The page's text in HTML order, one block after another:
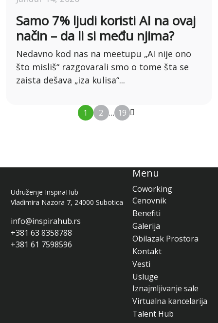
Samo 7% ljudi koristi AI na ovaj
način – da li si među njima?
Nedavno kod nas na meetupu „AI nije ono
što misliš“ razgovarali smo o tome šta se
zaista dešava „iza kulisa“...
1 2 … 19
Udruženje InspiraHub
Vladimira Nazora 7, 24000 Subotica
info@inspirahub.rs
+381 63 8358788
+381 61 7598596
Menu
Coworking
Cenovnik
Benefiti
Galerija
Obilazak Prostora
Kontakt
Vesti
Usluge
Iznajmljivanje sale
Virtualna kancelarija
Talent Hub